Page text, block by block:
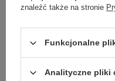
taktowania
procesora
znaleźć także na stronie
Funkcjonalne
Analityczne pliki